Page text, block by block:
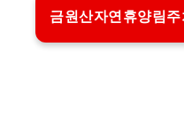
금원산자연휴양림